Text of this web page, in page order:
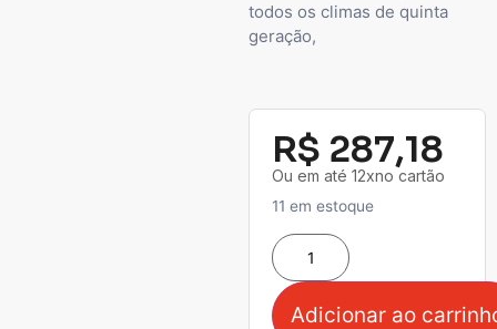
todos os climas de quinta
geração,
R$ 287,18
Ou em até 12xno cartão
11 em estoque
Adicionar ao